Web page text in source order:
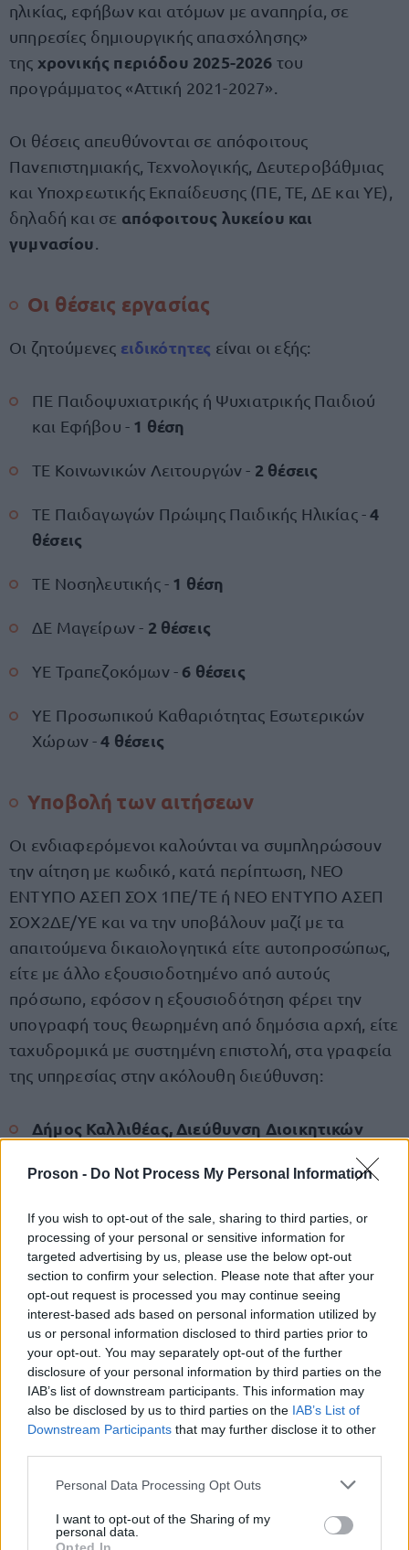
Proson - Do Not Process My Personal Information
If you wish to opt-out of the sale, sharing to third parties, or
processing of your personal or sensitive information for
targeted advertising by us, please use the below opt-out
section to confirm your selection. Please note that after your
opt-out request is processed you may continue seeing
interest-based ads based on personal information utilized by
us or personal information disclosed to third parties prior to
your opt-out. You may separately opt-out of the further
disclosure of your personal information by third parties on the
IAB’s list of downstream participants. This information may
also be disclosed by us to third parties on the IAB’s List of
Downstream Participants that may further disclose it to other
Please note that this website/app uses one or more Google
not limited to your visit or usage behaviour. You may click to
grant or deny consent to Google and its third-party tags to
Personal Data Processing Opt Outs
I want to opt-out of the Sharing of my
personal data.
ηλικίας, εφήβων και ατόμων με αναπηρία, σε
υπηρεσίες δημιουργικής απασχόλησης»
της χρονικής περιόδου 2025-2026 του
προγράμματος «Αττική 2021-2027».
Οι θέσεις απευθύνονται σε απόφοιτους
Πανεπιστημιακής, Τεχνολογικής, Δευτεροβάθμιας
και Υποχρεωτικής Εκπαίδευσης (ΠΕ, ΤΕ, ΔΕ και ΥΕ),
δηλαδή και σε απόφοιτους λυκείου και
γυμνασίου
Οι θέσεις εργασίας
Οι ζητούμενες ειδικότητες είναι οι εξής:
ΠΕ Παιδοψυχιατρικής ή Ψυχιατρικής Παιδιού
και Εφήβου - 1 θέση
ΤΕ Κοινωνικών Λειτουργών - 2 θέσεις
ΤΕ Παιδαγωγών Πρώιμης Παιδικής Ηλικίας -4
θέσεις
ΤΕ Νοσηλευτικής - 1 θέση
ΔΕ Μαγείρων - 2 θέσεις
ΥΕ Τραπεζοκόμων - 6 θέσεις
ΥΕ Προσωπικού Καθαριότητας Εσωτερικών
Χώρων -4 θέσεις
Υποβολή των αιτήσεων
Οι ενδιαφερόμενοι καλούνται να συμπληρώσουν
την αίτηση με κωδικό, κατά περίπτωση, ΝΕΟ
ΕΝΤΥΠΟ ΑΣΕΠ ΣΟΧ 1ΠΕ/ΤΕ ή ΝΕΟ ΕΝΤΥΠΟ ΑΣΕΠ
ΣΟΧ2ΔΕ/ΥΕ και να την υποβάλουν μαζί με τα
απαιτούμενα δικαιολογητικά είτε αυτοπροσώπως,
είτε με άλλο εξουσιοδοτημένο από αυτούς
πρόσωπο, εφόσον η εξουσιοδότηση φέρει την
υπογραφή τους θεωρημένη από δημόσια αρχή, είτε
ταχυδρομικά με συστημένη επιστολή, στα γραφεία
της υπηρεσίας στην ακόλουθη διεύθυνση:
Δήμος Καλλιθέας, Διεύθυνση Διοικητικών
Υπηρεσιών, Μαντζαγριωτάκη 76, Τ.Κ. 17676
Καλλιθέα, απευθύνοντάς τη στο Τμήμα
Μιμητοπούλου και κ. Κ. Βαρυτιμιάδη
(τηλέφωνα επικοινωνίας : 2132070410, 412,
413, 414, 417, 436).
καταληκτικήημερομηνία υποβολής των
αιτήσεων είναι την Πέμπτη, 12 Μαρτίου 2026
Μείνετε συντονισμένοι στο Proson.gr, ώστε να
ενημερώνεστε πρώτοι για όλες τις προσλήψεις σε
ΕΔΩτην προκήρυξη.